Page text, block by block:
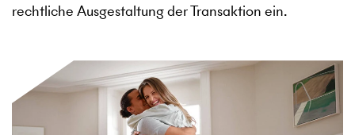
rechtliche Ausgestaltung der Transaktion ein.